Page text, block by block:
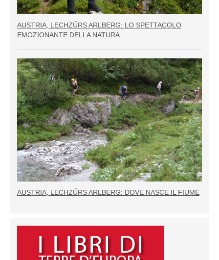
AUSTRIA, LECHZŰRS ARLBERG: LO SPETTACOLO
EMOZIONANTE DELLA NATURA
AUSTRIA, LECHZŰRS ARLBERG: DOVE NASCE IL FIUME